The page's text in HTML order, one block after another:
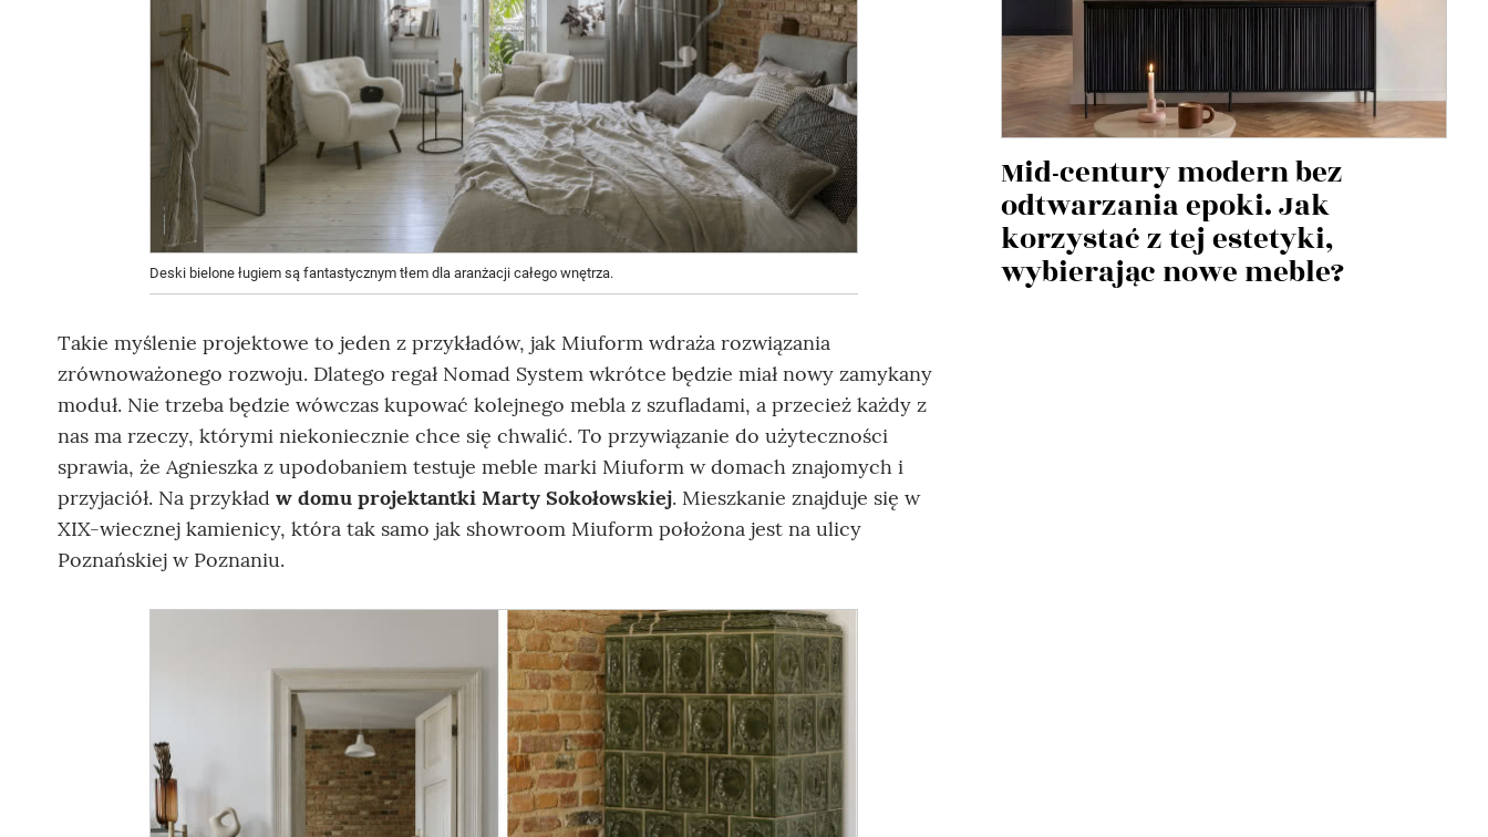
Deski bielone ługiem są fantastycznym tłem dla aranżacji całego wnętrza.
Takie myślenie projektowe to jeden z przykładów, jak Miuform wdraża rozwiązania
zrównoważonego rozwoju. Dlatego regał Nomad System wkrótce będzie miał nowy zamykany
moduł. Nie trzeba będzie wówczas kupować kolejnego mebla z szufladami, a przecież każdy z
nas ma rzeczy, którymi niekoniecznie chce się chwalić. To przywiązanie do użyteczności
sprawia, że Agnieszka z upodobaniem testuje meble marki Miuform w domach znajomych i
przyjaciół. Na przykład w domu projektantki Marty Sokołowskiej. Mieszkanie znajduje się w
XIX-wiecznej kamienicy, która tak samo jak showroom Miuform położona jest na ulicy
Poznańskiej w Poznaniu.
Mid-century modern bez
odtwarzania epoki. Jak
korzystać z tej estetyki,
wybierając nowe meble?